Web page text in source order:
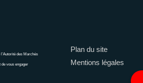
des Marchés
de vous engager
Plan du site
Mentions légales